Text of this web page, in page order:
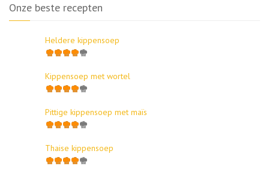
Onze beste recepten
Heldere kippensoep
Kippensoep met wortel
Pittige kippensoep met maïs
Thaise kippensoep